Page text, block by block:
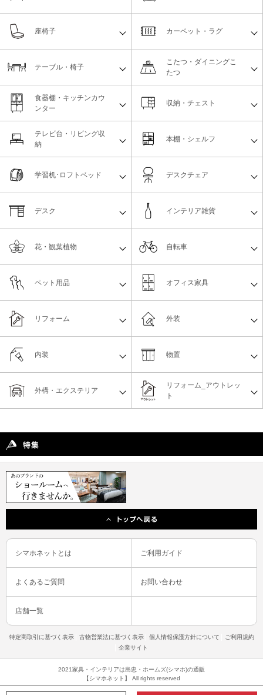
座椅子 カーペット・ラグ
テーブル・椅子
こたつ・ダイニングこ
たつ
食器棚・キッチンカウ
ンター
収納・チェスト
テレビ台・リビング収
納
本棚・シェルフ
学習机･ロフトベッド デスクチェア
デスク インテリア雑貨
花・観葉植物 自転車
ペット用品 オフィス家具
リフォーム
リフォーム_アウトレッ
ト
物置
外構・エクステリア
外装
内装
シマホネットとは ご利用ガイド
よくあるご質問 お問い合わせ
店舗一覧
特定商取引に基づく表示 古物営業法に基づく表示 個人情報保護方針について
ご利用規約
企業サイト
2021家具・インテリアは島忠・ホームズ(シマホ)の通販
【シマホネット】 All rights reserved